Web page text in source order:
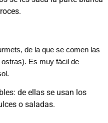
de la que se comen las
Es muy fácil de
de ellas se usan los
o saladas.